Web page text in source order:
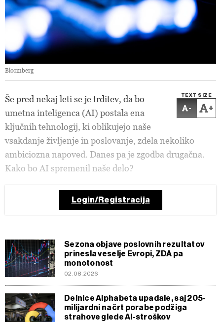
Bloomberg
TEXT SIZE
- +
Še pred nekaj leti se je trditev, da bo
umetna inteligenca (AI) postala ena
ključnih tehnologij, ki oblikujejo naše
vsakdanje življenje in poslovanje, zdela nekoliko
ambiciozna napoved. Danes pa je zgodba drugačna.
Kako bo AI spremenil naše delo?
Login/Registracija
Sezona objave poslovnih rezultatov
prinesla veselje Evropi, ZDA pa
monotonost
02.08.2026
Delnice Alphabeta upadale, saj 205-
milijardni načrt porabe podžiga
strahove glede AI-stroškov